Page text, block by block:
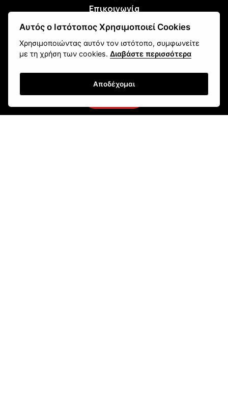
Επικοινωνία
Newsletter
Εγγραφή
Αυτός ο Ιστότοπος Χρησιμοποιεί Cookies
Χρησιμοποιώντας αυτόν τον ιστότοπο, συμφωνείτε
με τη χρήση των cookies.Διαβάστε περισσότερα
Αποδέχομαι